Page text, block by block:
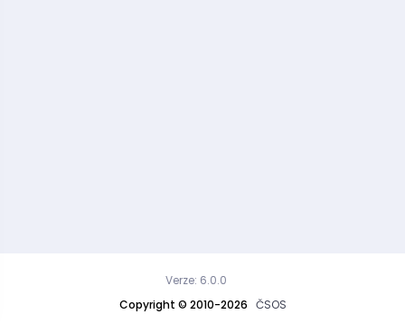
Copyright © 2010-2026 ČSOS
Verze: 6.0.0